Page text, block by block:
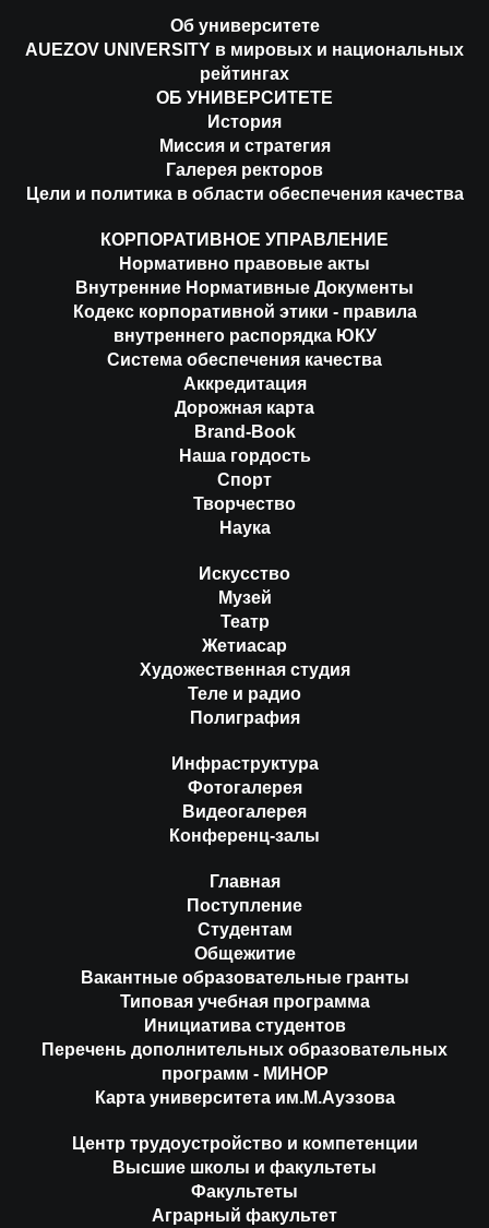
Об университете
AUEZOV UNIVERSITY в мировых и национальных
рейтингах
ОБ УНИВЕРСИТЕТЕ
История
Миссия и стратегия
Галерея ректоров
Цели и политика в области обеспечения качества
КОРПОРАТИВНОЕ УПРАВЛЕНИЕ
Нормативно правовые акты
Внутренние Нормативные Документы
Кодекс корпоративной этики - правила
внутреннего распорядка ЮКУ
Система обеспечения качества
Аккредитация
Дорожная карта
Brand-Book
Наша гордость
Спорт
Творчество
Наука
Искусство
Музей
Театр
Жетиасар
Художественная студия
Теле и радио
Полиграфия
Инфраструктура
Фотогалерея
Видеогалерея
Конференц-залы
Главная
Поступление
Студентам
Общежитие
Вакантные образовательные гранты
Типовая учебная программа
Инициатива студентов
Перечень дополнительных образовательных
программ - МИНОР
Карта университета им.М.Ауэзова
Центр трудоустройство и компетенции
Высшие школы и факультеты
Факультеты
Аграрный факультет